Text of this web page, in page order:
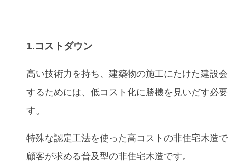
1.コストダウン
高い技術力を持ち、建築物の施工にたけた建設
するためには、低コスト化に勝機を見いだす必
す。
特殊な認定工法を使った高コストの非住宅木造
顧客が求める普及型の非住宅木造です。